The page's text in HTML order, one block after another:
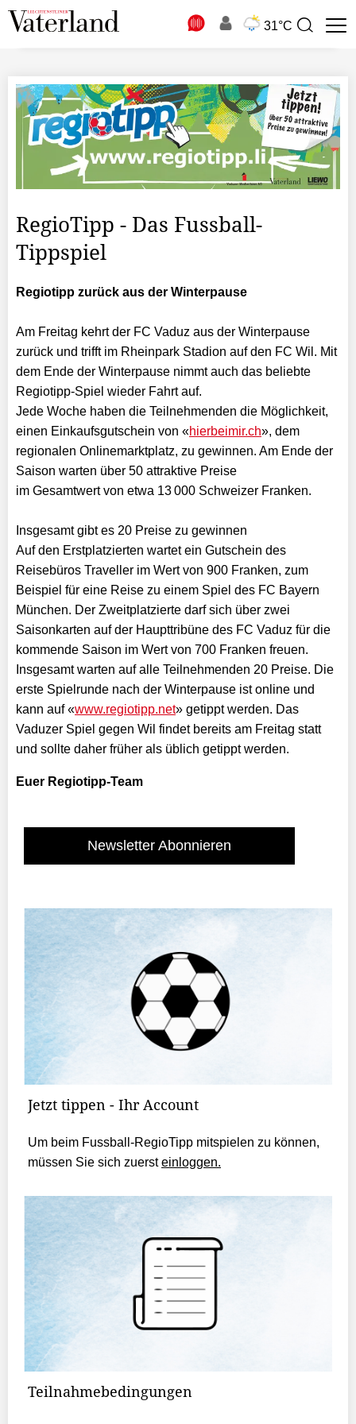
31°C
Suchbegriff
RegioTipp - Das Fussball-
Tippspiel
Regiotipp zurück aus der Winterpause
Am Freitag kehrt der FC Vaduz aus der Winterpause
zurück und trifft im Rheinpark Stadion auf den FC Wil. Mit
dem Ende der Winterpause nimmt auch das beliebte
Regiotipp-Spiel wieder Fahrt auf.
Jede Woche haben die Teilnehmenden die Möglichkeit,
einen Einkaufsgutschein von «hierbeimir.ch», dem
regionalen Onlinemarktplatz, zu gewinnen. Am Ende der
Saison warten über 50 attraktive Preise
im Gesamtwert von etwa 13 000 Schweizer Franken.
Insgesamt gibt es 20 Preise zu gewinnen
Auf den Erstplatzierten wartet ein Gutschein des
Reisebüros Traveller im Wert von 900 Franken, zum
Beispiel für eine Reise zu einem Spiel des FC Bayern
München. Der Zweitplatzierte darf sich über zwei
Saisonkarten auf der Haupttribüne des FC Vaduz für die
kommende Saison im Wert von 700 Franken freuen.
Insgesamt warten auf alle Teilnehmenden 20 Preise. Die
erste Spielrunde nach der Winterpause ist online und
kann auf «www.regiotipp.net» getippt werden. Das
Vaduzer Spiel gegen Wil findet bereits am Freitag statt
und sollte daher früher als üblich getippt werden.
Euer Regiotipp-Team
Newsletter Abonnieren
Jetzt tippen - Ihr Account
Um beim Fussball-RegioTipp mitspielen zu können,
müssen Sie sich zuersteinloggen.
Teilnahmebedingungen